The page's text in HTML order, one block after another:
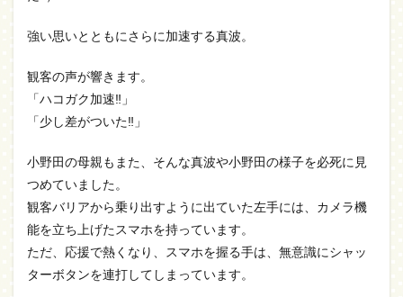
強い思いとともにさらに加速する真波。
観客の声が響きます。
「ハコガク加速‼」
「少し差がついた‼」
小野田の母親もまた、そんな真波や小野田の様子を必死に見
つめていました。
観客バリアから乗り出すように出ていた左手には、カメラ機
能を立ち上げたスマホを持っています。
ただ、応援で熱くなり、スマホを握る手は、無意識にシャッ
ターボタンを連打してしまっています。